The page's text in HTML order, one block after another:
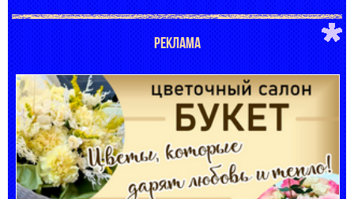
РЕКЛАМА